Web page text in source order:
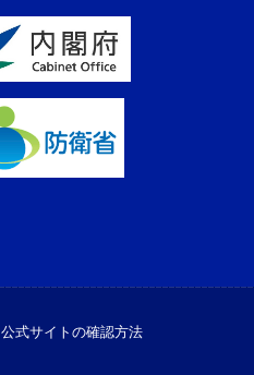
公式サイトの確認方法